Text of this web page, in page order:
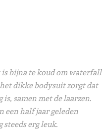
bijna te koud om waterfall
dikke bodysuit zorgt dat
samen met de laarzen.
een half jaar geleden
erg leuk.